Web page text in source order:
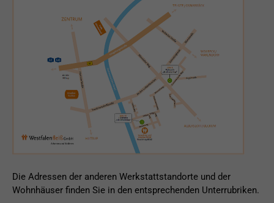
Die Adressen der anderen Werkstattstandorte und der
Wohnhäuser finden Sie in den entsprechenden Unterrubriken.